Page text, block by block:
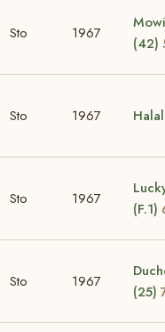
Sto 1967
(42)
Sto 1967
Sto 1967
(F.1)
Sto 1967
(25)